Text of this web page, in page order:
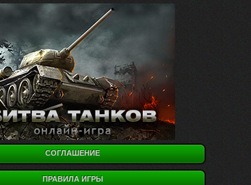
СОГЛАШЕНИЕ
ПРАВИЛА ИГРЫ